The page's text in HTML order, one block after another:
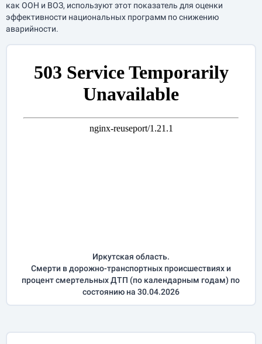
как ООН и ВОЗ, используют этот показатель для оценки
эффективности национальных программ по снижению
аварийности.
Иркутская область.
Смерти в дорожно-транспортных происшествиях и
процент смертельных ДТП (по календарным годам) по
состоянию на 30.04.2026